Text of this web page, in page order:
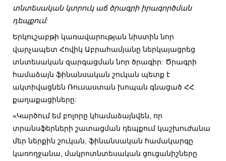
տնտեսական կտրուկ աճ ծրագրի իրագործման
դեպքում:
Երկուշաբթի կառավարության նիստին նոր
վարչապետ Հովիկ Աբրահամյանը ներկայացրեց
տնտեսական զարգացման նոր ծրագիր: Ծրագրի
համաձայն ֆինանսական շուկան պետք է
ակտիվացնեն Ռուսաստան խոպան գնացած ՀՀ
քաղաքացիները:
«Կարծում եմ բոլորը կհամաձայնվեն, որ
տրանսֆերների շատացման դեպքում կաշխուժանա
մեր ներքին շուկան, ֆինանսական համակարգը
կառողջանա, մակրոտնտեսական ցուցանիշները